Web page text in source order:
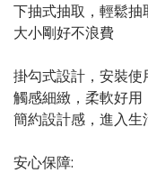
下抽式抽取，輕鬆抽
大小剛好不浪費
掛勾式設計，安裝使
觸感細緻，柔軟好用
簡約設計感，進入生
安心保障: